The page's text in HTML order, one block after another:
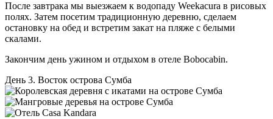
После завтрака мы выезжаем к водопаду Weekacura в рисовых
полях. Затем посетим традиционную деревню, сделаем
остановку на обед и встретим закат на пляже с белыми
скалами.
Закончим день ужином и отдыхом в отеле Bobocabin.
День 3. Восток острова Сумба